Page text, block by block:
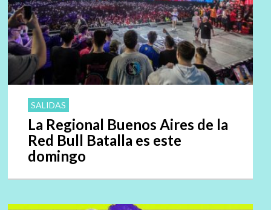
SALIDAS
La Regional Buenos Aires de la
Red Bull Batalla es este
domingo